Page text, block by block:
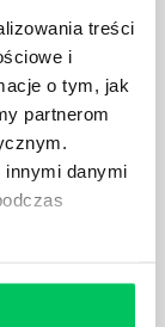
treści
i
o tym, jak
partnerom
innymi danymi
ZNAĆ
nie